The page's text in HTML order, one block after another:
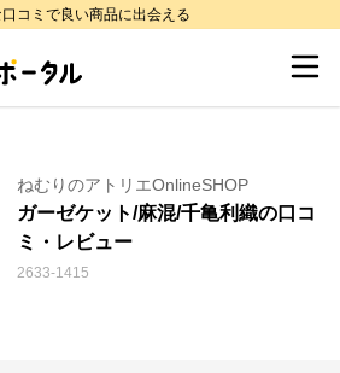
コミで良い商品に出会える
ねむりのアトリエOnlineSHOP
ガーゼケット/麻混/千亀利織の口コ
ミ・レビュー
2633-1415